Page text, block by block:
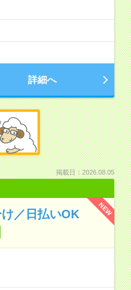
詳細へ
掲載日：2026.08.05
NEW
／日払いOK